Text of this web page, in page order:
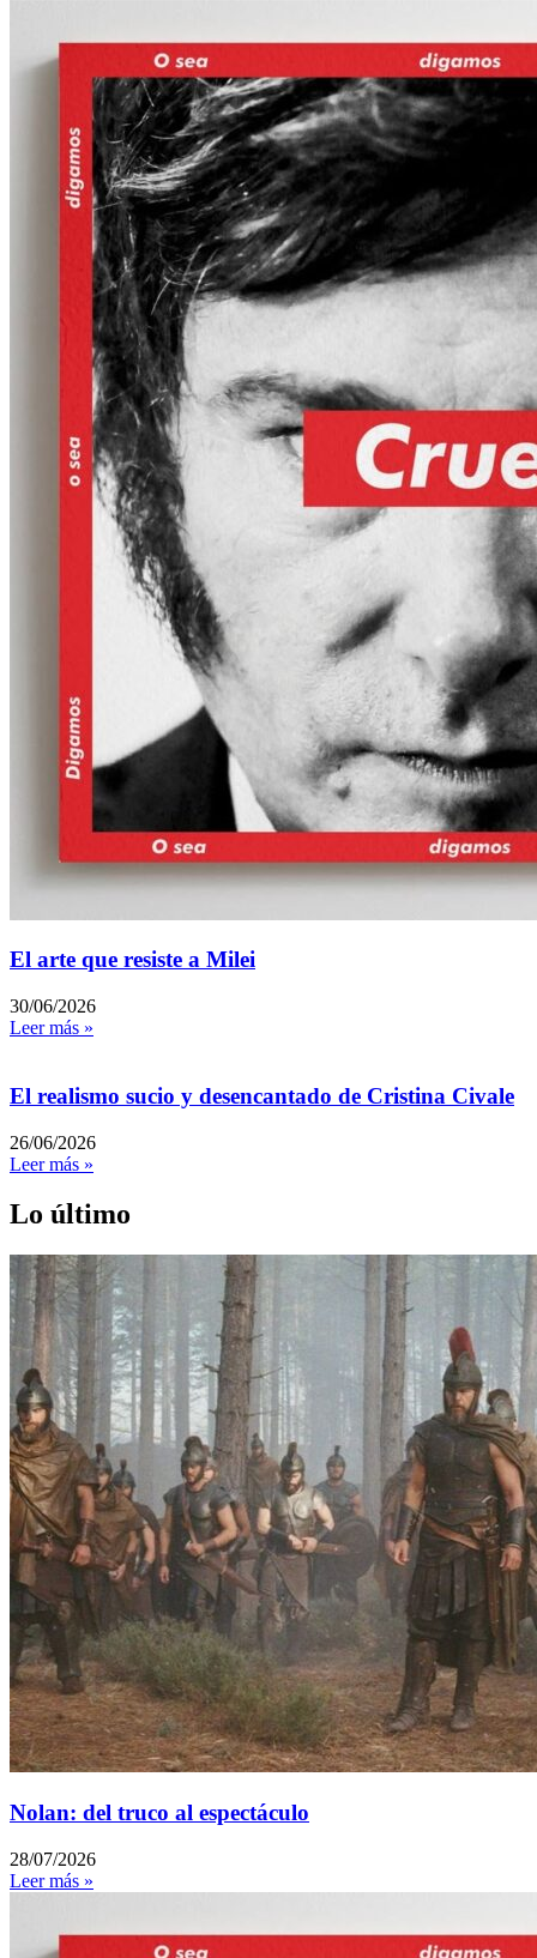
El arte que resiste a Milei
30/06/2026
Leer más »
El realismo sucio y desencantado de Cristina Civale
26/06/2026
Leer más »
Lo último
Nolan: del truco al espectáculo
28/07/2026
Leer más »